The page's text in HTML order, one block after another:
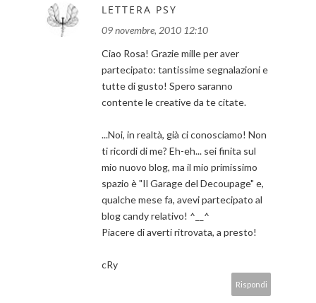
LETTERA PSY
09 novembre, 2010 12:10
Ciao Rosa! Grazie mille per aver
partecipato: tantissime segnalazioni e
tutte di gusto! Spero saranno
contente le creative da te citate.
...Noi, in realtà, già ci conosciamo! Non
ti ricordi di me? Eh-eh... sei finita sul
mio nuovo blog, ma il mio primissimo
spazio è "Il Garage del Decoupage" e,
qualche mese fa, avevi partecipato al
blog candy relativo! ^__^
Piacere di averti ritrovata, a presto!
cRy
Rispondi